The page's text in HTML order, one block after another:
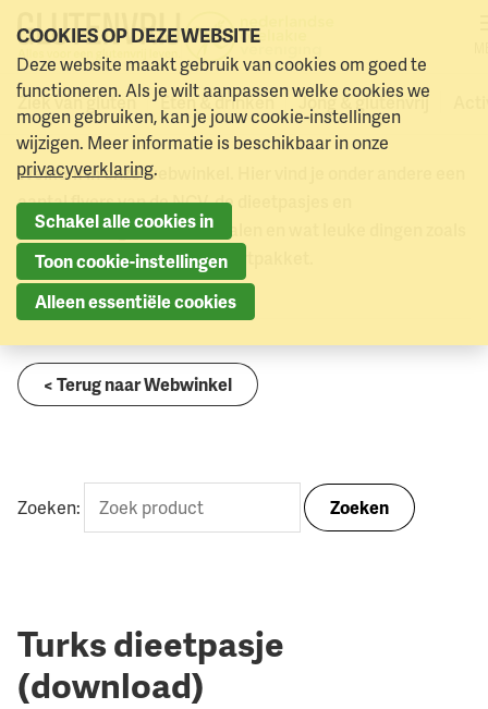
Naar menu Naar hoofdinhoud
Ziek van gluten Eten & drinken Jong & glutenvrij
Webwinkel Turks dieetpasje (download) 0
Naar
Webwinkel
Welkom in onze webwinkel. Hier vind je onder andere een
aantal flyers van de NCV, de dieetpasjes en
dieetvertalingen in zo’n 40 talen en wat leuke dingen zoals
een poster en het spreekbeurtpakket.
< Terug naar Webwinkel
Zoeken: Zoeken
Turks dieetpasje
(download)
COOKIES OP DEZE WEBSITE
Deze website maakt gebruik van cookies om goed te
functioneren. Als je wilt aanpassen welke cookies we
mogen gebruiken, kan je jouw cookie-instellingen
wijzigen. Meer informatie is beschikbaar in onze
privacyverklaring.
Schakel alle cookies in
Toon cookie-instellingen
Alleen essentiële cookies